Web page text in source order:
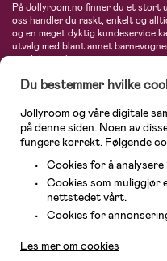
På Jollyroom.no finner du et stort
oss handler du raskt, enkelt og
og en meget dyktig kundeservice
utvalg med blant annet
produkter til mor, mengder av
Maxi-Cosi, Baby Jogger,
største nettbutikk for barn og
Du bestemmer hvilke
Jollyroom og våre digitale
på denne siden. Noen av
fungere korrekt. Følgende
Cookies for å
Cookies som muliggjør
nettstedet vårt.
Cookies for
Les mer om cookies